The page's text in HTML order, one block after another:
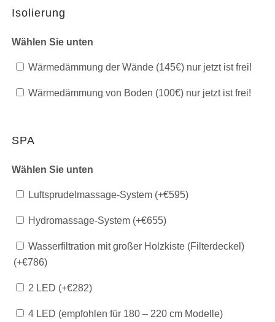
Isolierung
Wählen Sie unten
Wärmedämmung der Wände (145€) nur jetzt ist frei!
Wärmedämmung von Boden (100€) nur jetzt ist frei!
SPA
Wählen Sie unten
Luftsprudelmassage-System (+€595)
Hydromassage-System (+€655)
Wasserfiltration mit großer Holzkiste (Filterdeckel)
(+€786)
2 LED (+€282)
4 LED (empfohlen für 180 – 220 cm Modelle)